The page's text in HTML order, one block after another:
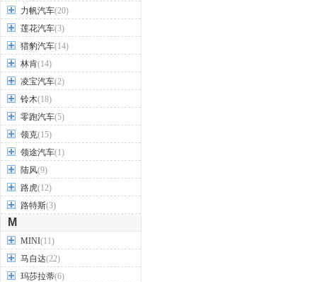
力帆汽车(20)
莲花汽车(3)
猎豹汽车(14)
林肯(14)
凌宝汽车(2)
铃木(18)
零跑汽车(5)
领克(15)
领途汽车(1)
陆风(9)
路虎(12)
路特斯(3)
M
MINI(11)
马自达(22)
玛莎拉蒂(6)